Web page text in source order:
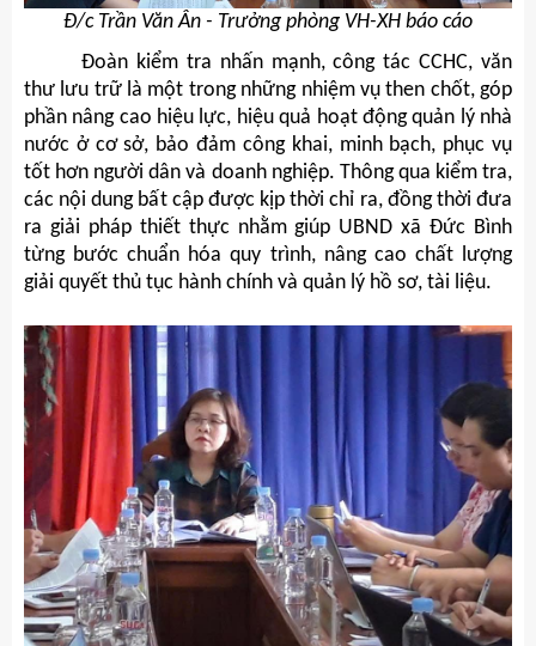
Đ/c Trần Văn Ân - Trưởng phòng VH-XH báo cáo
Đoàn kiểm tra nhấn mạnh, công tác CCHC, văn
thư lưu trữ là một trong những nhiệm vụ then chốt, góp
phần nâng cao hiệu lực, hiệu quả hoạt động quản lý nhà
nước ở cơ sở, bảo đảm công khai, minh bạch, phục vụ
tốt hơn người dân và doanh nghiệp. Thông qua kiểm tra,
các nội dung bất cập được kịp thời chỉ ra, đồng thời đưa
ra giải pháp thiết thực nhằm giúp UBND xã Đức Bình
từng bước chuẩn hóa quy trình, nâng cao chất lượng
giải quyết thủ tục hành chính và quản lý hồ sơ, tài liệu.